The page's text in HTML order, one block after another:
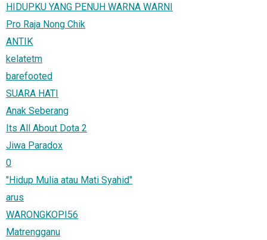
HIDUPKU YANG PENUH WARNA WARNI
Pro Raja Nong Chik
ANTIK
kelatetm
barefooted
SUARA HATI
Anak Seberang
Its All About Dota 2
Jiwa Paradox
0
"Hidup Mulia atau Mati Syahid"
arus
WARONGKOPI56
Matrengganu